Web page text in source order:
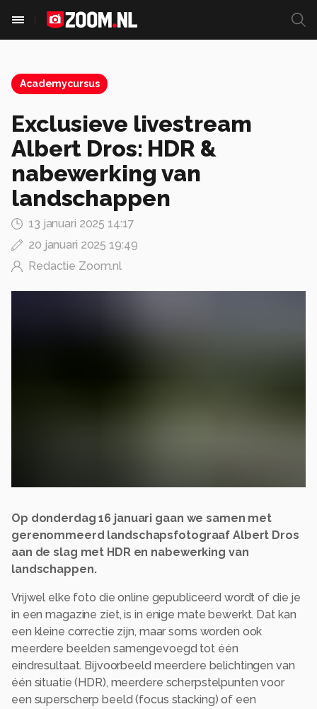
Academycursus
Exclusieve livestream
Albert Dros: HDR &
nabewerking van
landschappen
13 januari 2025 14:17
20 januari 2025 19:49
Redactie Zoom.nl
Op donderdag 16 januari gaan we samen met
gerenommeerd landschapsfotograaf Albert Dros
aan de slag met HDR en nabewerking van
landschappen.
Vrijwel elke foto die online gepubliceerd wordt of die je
in een magazine ziet, is in enige mate bewerkt. Dat kan
een kleine correctie zijn, maar soms worden ook
meerdere beelden samengevoegd tot één
eindresultaat. Bijvoorbeeld meerdere belichtingen van
één situatie (HDR), meerdere scherpstelpunten voor
een superscherp beeld (focus stacking) of een